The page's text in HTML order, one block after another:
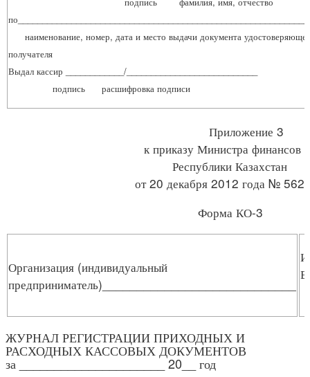
наименование, номер, дата и место выдачи документа
получателя
Выдал кассир ____________/___________________________
подпись расшифровка подписи
Приложение 3
к приказу Министра финансов
Республики Казахстан
от 20 декабря 2012 года № 562
Форма КО-3
Организация (индивидуальный
предприниматель)____________________________
ЖУРНАЛ РЕГИСТРАЦИИ ПРИХОДНЫХ И
РАСХОДНЫХ КАССОВЫХ ДОКУМЕНТОВ
за _____________________ 20__ год